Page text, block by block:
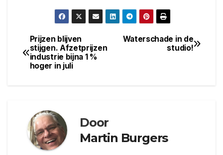
Bericht
navigatie
Waterschade in de
studio!
Prijzen blijven
stijgen. Afzetprijzen
industrie bijna 1 %
hoger in juli
Door
Martin Burgers